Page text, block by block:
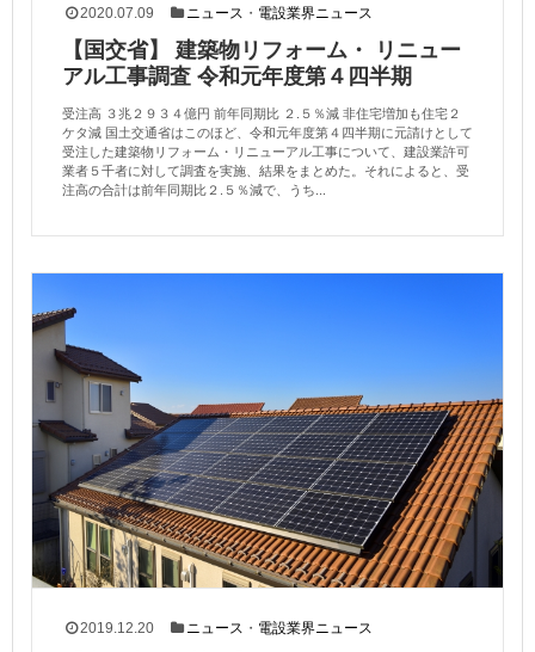
2020.07.09 ニュース ・ 電設業界ニュース
【国交省】 建築物リフォーム・ リニュー
アル工事調査 令和元年度第４四半期
受注高 ３兆２９３４億円 前年同期比 ２.５％減 非住宅増加も住宅２
ケタ減 国土交通省はこのほど、令和元年度第４四半期に元請けとして
受注した建築物リフォーム・リニューアル工事について、建設業許可
業者５千者に対して調査を実施、結果をまとめた。それによると、受
注高の合計は前年同期比２.５％減で、うち...
2019.12.20 ニュース ・ 電設業界ニュース